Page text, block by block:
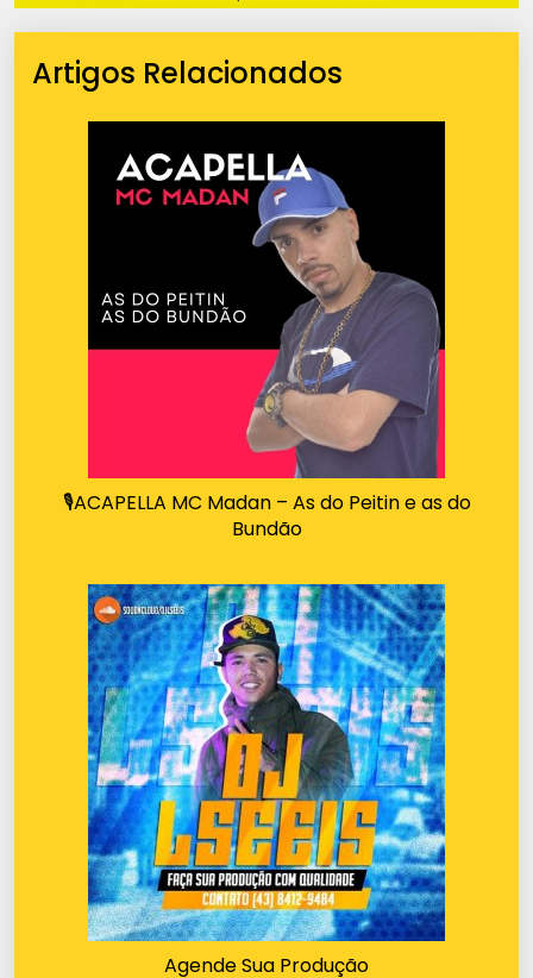
Artigos Relacionados
🎙ACAPELLA MC Madan – As do Peitin e as do
Bundão
Agende Sua Produção